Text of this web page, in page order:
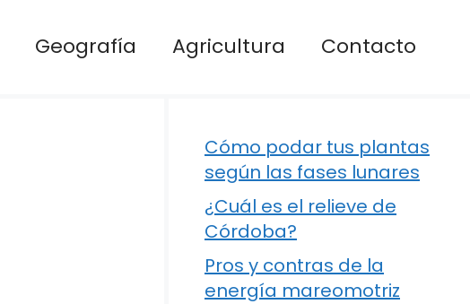
Geografía Agricultura Contacto
Cómo podar tus plantas
según las fases lunares
¿Cuál es el relieve de
Córdoba?
Pros y contras de la
energía mareomotriz